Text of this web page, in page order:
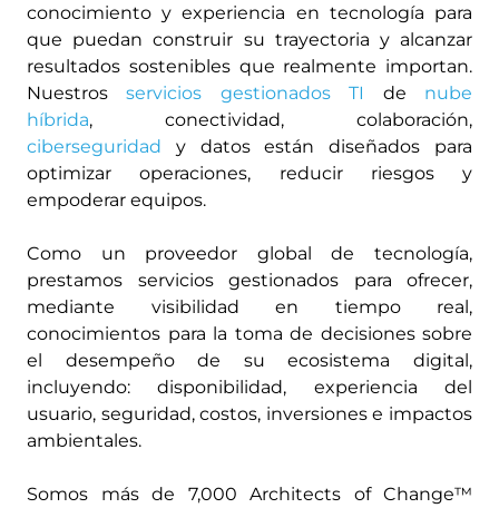
conocimiento y experiencia en tecnología para
que puedan construir su trayectoria y alcanzar
resultados sostenibles que realmente importan.
Nuestrosservicios gestionados TI de nube
híbrida, conectividad, colaboración,
ciberseguridad y datos están diseñados para
optimizar operaciones, reducir riesgos y
empoderar equipos.
Como un proveedor global de tecnología,
prestamos servicios gestionados para ofrecer,
mediante visibilidad en tiempo real,
conocimientos para la toma de decisiones sobre
el desempeño de su ecosistema digital,
incluyendo: disponibilidad, experiencia del
usuario, seguridad, costos, inversiones e impactos
ambientales.
Somos más de 7,000 Architects of Change™